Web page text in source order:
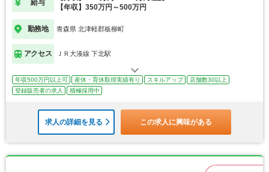
給与
【年収】350万円～500万円
勤務地 青森県 北津軽郡板柳町
アクセス ＪＲ大湊線 下北駅
年収500万円以上可 産休・育休取得実績有り スキルアップ
店舗数30以上
登録販売者の求人
積極採用中
求人の詳細を見る この求人に興味がある